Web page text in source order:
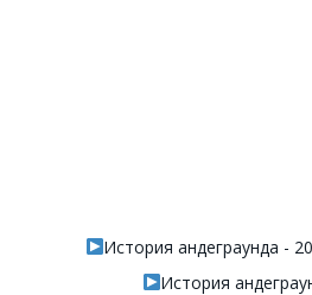
История андеграунда -
История